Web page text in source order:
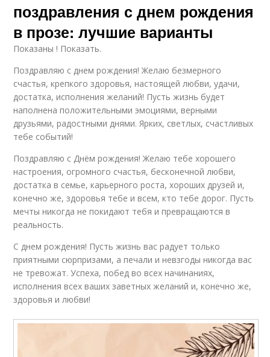
поздравления с днем рождения
в прозе: лучшие варианты
Показаны ! Показать.
Поздравляю с днем рождения! Желаю безмерного
счастья, крепкого здоровья, настоящей любви, удачи,
достатка, исполнения желаний! Пусть жизнь будет
наполнена положительными эмоциями, верными
друзьями, радостными днями. Ярких, светлых, счастливых
тебе событий!
Поздравляю с Днём рождения! Желаю тебе хорошего
настроения, огромного счастья, бесконечной любви,
достатка в семье, карьерного роста, хороших друзей и,
конечно же, здоровья тебе и всем, кто тебе дорог. Пусть
мечты никогда не покидают тебя и превращаются в
реальность.
С днем рождения! Пусть жизнь вас радует только
приятными сюрпризами, а печали и невзгоды никогда вас
не тревожат. Успеха, побед во всех начинаниях,
исполнения всех ваших заветных желаний и, конечно же,
здоровья и любви!